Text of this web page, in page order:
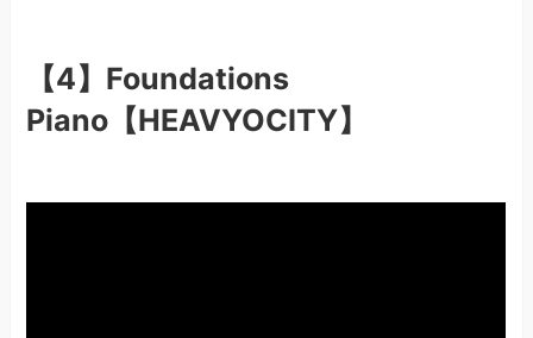
【4】Foundations
Piano【HEAVYOCITY】